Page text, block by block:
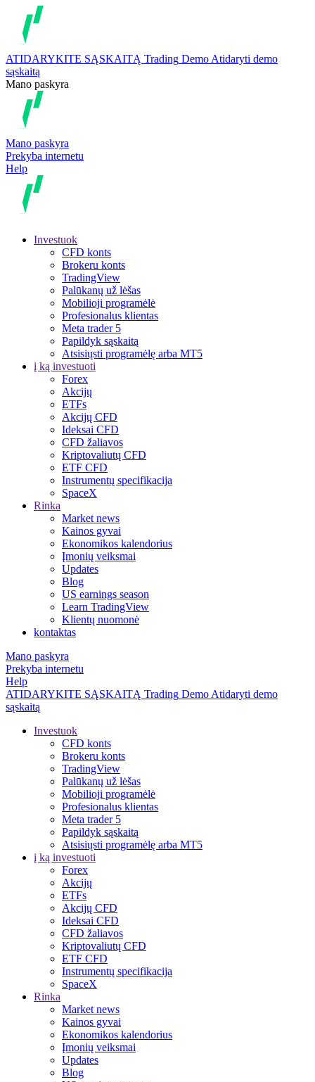
ATIDARYKITE SĄSKAITĄ Trading Demo Atidaryti demo
sąskaitą
Mano paskyra
Mano paskyra
Prekyba internetu
Help
Investuok
CFD konts
Brokeru konts
TradingView
Palūkanų už lėšas
Mobilioji programėlė
Profesionalus klientas
Meta trader 5
Papildyk sąskaitą
Atsisiųsti programėlę arba MT5
į ką investuoti
Forex
Akcijų
ETFs
Akcijų CFD
Ideksai CFD
CFD žaliavos
Kriptovaliutų CFD
ETF CFD
Instrumentų specifikacija
SpaceX
Rinka
Market news
Kainos gyvai
Ekonomikos kalendorius
Įmonių veiksmai
Updates
Blog
US earnings season
Learn TradingView
Klientų nuomonė
kontaktas
Mano paskyra
Prekyba internetu
Help
ATIDARYKITE SĄSKAITĄ Trading Demo Atidaryti demo
sąskaitą
Investuok
CFD konts
Brokeru konts
TradingView
Palūkanų už lėšas
Mobilioji programėlė
Profesionalus klientas
Meta trader 5
Papildyk sąskaitą
Atsisiųsti programėlę arba MT5
į ką investuoti
Forex
Akcijų
ETFs
Akcijų CFD
Ideksai CFD
CFD žaliavos
Kriptovaliutų CFD
ETF CFD
Instrumentų specifikacija
SpaceX
Rinka
Market news
Kainos gyvai
Ekonomikos kalendorius
Įmonių veiksmai
Updates
Blog